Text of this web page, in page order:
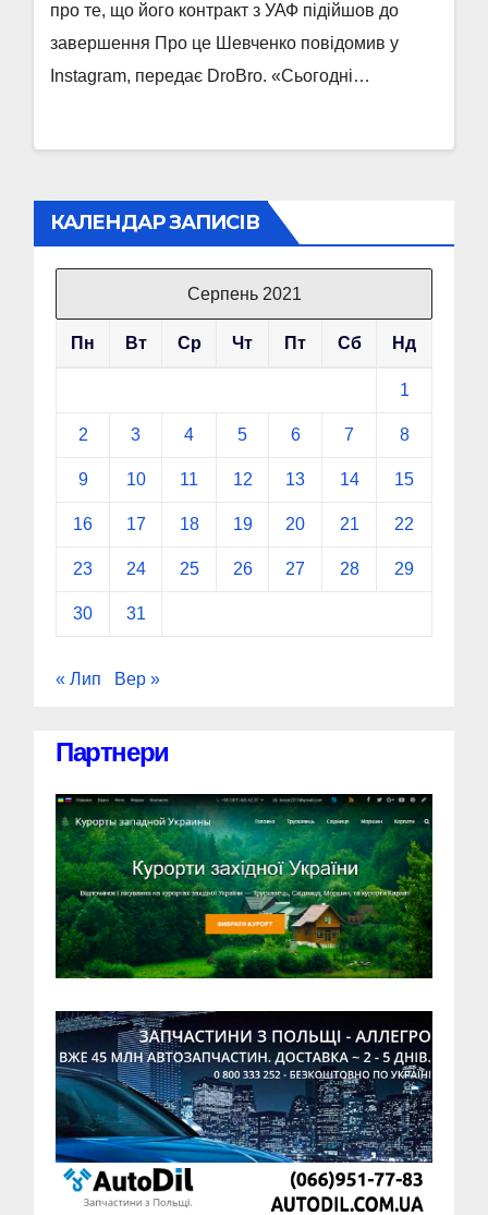
про те, що його контракт з УАФ підійшов до
завершення Про це Шевченко повідомив у
Instagram, передає DroBro. «Сьогодні…
КАЛЕНДАР ЗАПИСІВ
Серпень 2021
Пн Вт Ср Чт Пт Сб Нд
1
2 3 4 5 6 7 8
9 10 11 12 13 14 15
16 17 18 19 20 21 22
23 24 25 26 27 28 29
30 31
« Лип Вер »
Партнери